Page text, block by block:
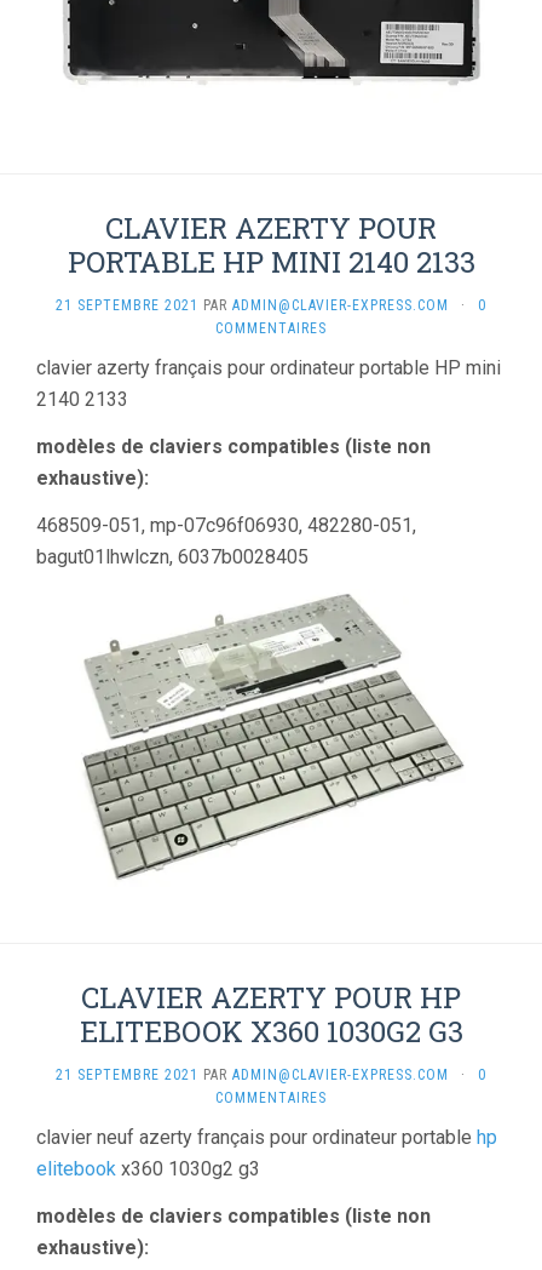
CLAVIER AZERTY POUR
PORTABLE HP MINI 2140 2133
21 SEPTEMBRE 2021 PAR ADMIN@CLAVIER-EXPRESS.COM ·
0
COMMENTAIRES
clavier azerty français pour ordinateur portable HP mini
2140 2133
modèles de claviers compatibles (liste non
exhaustive):
468509-051, mp-07c96f06930, 482280-051,
bagut01lhwlczn, 6037b0028405
CLAVIER AZERTY POUR HP
ELITEBOOK X360 1030G2 G3
21 SEPTEMBRE 2021 PAR ADMIN@CLAVIER-EXPRESS.COM ·
0
COMMENTAIRES
clavier neuf azerty français pour ordinateur portable hp
elitebook x360 1030g2 g3
modèles de claviers compatibles (liste non
exhaustive):